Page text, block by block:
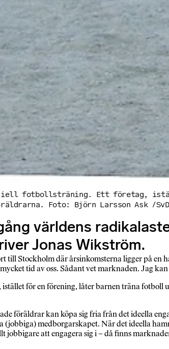
fotbollsträning. Ett företag,
Foto: Björn Larsson Ask /
världens
Jonas Wikström.
till Stockholm där årsinkomsterna ligger på en
tid av oss. Sådant vet marknaden. Jag
istället för en förening, låter barnen träna
föräldrar kan köpa sig fria från det ideella
medborgarskapet. När det ideella
jobbigare att engagera sig i – då finns